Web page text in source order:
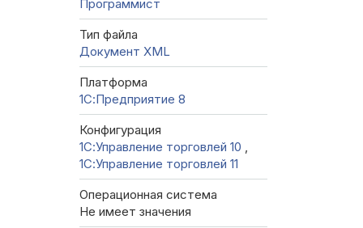
Программист
Тип файла
Документ XML
Платформа
1С:Предприятие 8
Конфигурация
1С:Управление торговлей 10 ,
1С:Управление торговлей 11
Операционная система
Не имеет значения